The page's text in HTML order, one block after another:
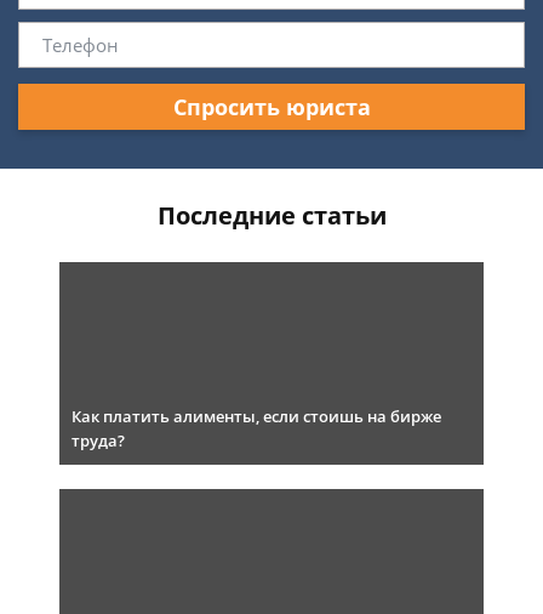
Спросить юриста
Последние статьи
Как платить алименты, если стоишь на бирже
труда?